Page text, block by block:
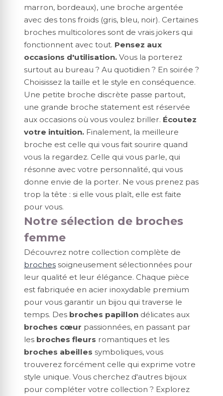
marron, bordeaux), une broche argentée
avec des tons froids (gris, bleu, noir). Certaines
broches multicolores sont de vrais jokers qui
fonctionnent avec tout. Pensez aux
occasions d'utilisation. Vous la porterez
surtout au bureau ? Au quotidien ? En soirée ?
Choisissez la taille et le style en conséquence.
Une petite broche discrète passe partout,
une grande broche statement est réservée
aux occasions où vous voulez briller. Écoutez
votre intuition. Finalement, la meilleure
broche est celle qui vous fait sourire quand
vous la regardez. Celle qui vous parle, qui
résonne avec votre personnalité, qui vous
donne envie de la porter. Ne vous prenez pas
trop la tête : si elle vous plaît, elle est faite
pour vous.
Notre sélection de broches
femme
Découvrez notre collection complète de
broches soigneusement sélectionnées pour
leur qualité et leur élégance. Chaque pièce
est fabriquée en acier inoxydable premium
pour vous garantir un bijou qui traverse le
temps. Des broches papillon délicates aux
broches cœur passionnées, en passant par
les broches fleurs romantiques et les
broches abeilles symboliques, vous
trouverez forcément celle qui exprime votre
style unique. Vous cherchez d'autres bijoux
pour compléter votre collection ? Explorez